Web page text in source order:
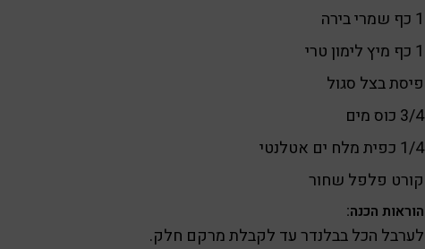
1 כף שמרי בירה
1 כף מיץ לימון טרי
פיסת בצל סגול
3/4 כוס מים
1/4 כפית מלח ים אטלנטי
קורט פלפל שחור
הוראות הכנה:
לערבל הכל בבלנדר עד לקבלת מרקם חלק.